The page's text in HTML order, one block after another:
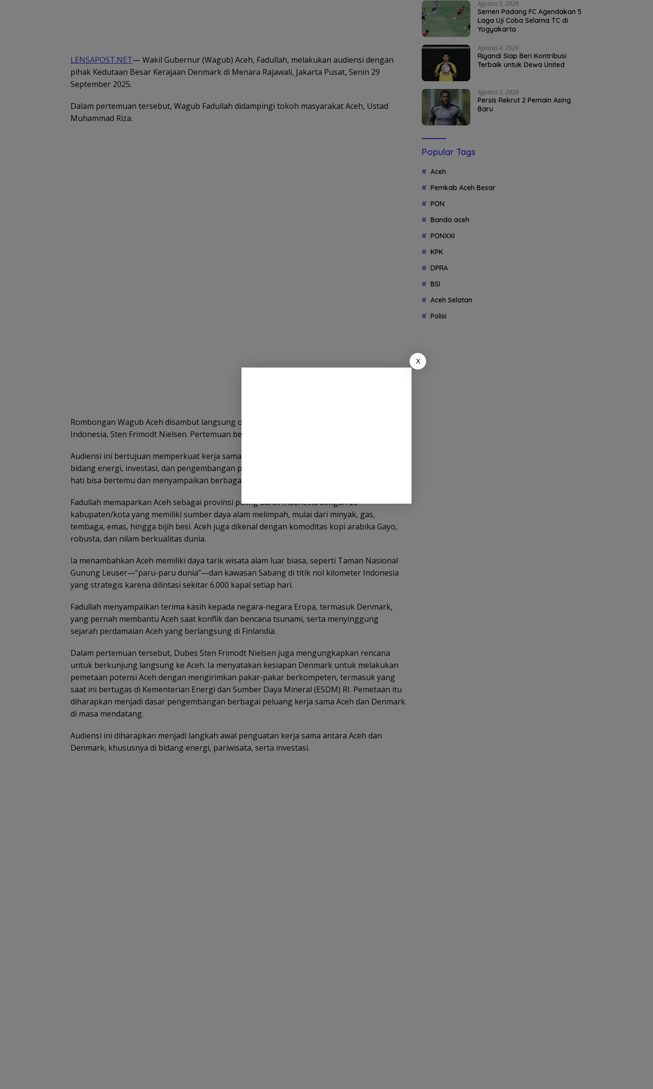
LENSAPOST.NET— Wakil Gubernur (Wagub) Aceh, Fadullah, melakukan audiensi dengan
pihak Kedutaan Besar Kerajaan Denmark di Menara Rajawali, Jakarta Pusat, Senin 29
September 2025.
Dalam pertemuan tersebut, Wagub Fadullah didampingi tokoh masyarakat Aceh, Ustad
Muhammad Riza.
Rombongan Wagub Aceh disambut langsung oleh Duta Besar Kerajaan Denmark untuk
Indonesia, Sten Frimodt Nielsen. Pertemuan berlangsung hangat dan penuh keakraban.
Audiensi ini bertujuan memperkuat kerja sama antara Pemerintah Aceh dan Denmark di
bidang energi, investasi, dan pengembangan potensi daerah. “Hari ini kami dengan senang
hati bisa bertemu dan menyampaikan berbagai potensi Aceh,” ujar Fadullah.
Fadullah memaparkan Aceh sebagai provinsi paling barat Indonesia dengan 23
kabupaten/kota yang memiliki sumber daya alam melimpah, mulai dari minyak, gas,
tembaga, emas, hingga bijih besi. Aceh juga dikenal dengan komoditas kopi arabika Gayo,
robusta, dan nilam berkualitas dunia.
Ia menambahkan Aceh memiliki daya tarik wisata alam luar biasa, seperti Taman Nasional
Gunung Leuser—“paru-paru dunia”—dan kawasan Sabang di titik nol kilometer Indonesia
yang strategis karena dilintasi sekitar 6.000 kapal setiap hari.
Fadullah menyampaikan terima kasih kepada negara-negara Eropa, termasuk Denmark,
yang pernah membantu Aceh saat konflik dan bencana tsunami, serta menyinggung
sejarah perdamaian Aceh yang berlangsung di Finlandia.
Dalam pertemuan tersebut, Dubes Sten Frimodt Nielsen juga mengungkapkan rencana
untuk berkunjung langsung ke Aceh. Ia menyatakan kesiapan Denmark untuk melakukan
pemetaan potensi Aceh dengan mengirimkan pakar-pakar berkompeten, termasuk yang
saat ini bertugas di Kementerian Energi dan Sumber Daya Mineral (ESDM) RI. Pemetaan itu
diharapkan menjadi dasar pengembangan berbagai peluang kerja sama Aceh dan Denmark
di masa mendatang.
Audiensi ini diharapkan menjadi langkah awal penguatan kerja sama antara Aceh dan
Denmark, khususnya di bidang energi, pariwisata, serta investasi.
Agustus 5, 2026
Semen Padang FC Agendakan 5
Laga Uji Coba Selama TC di
Yogyakarta
Agustus 4, 2026
Riyandi Siap Beri Kontribusi
Terbaik untuk Dewa United
Agustus 3, 2026
Persis Rekrut 2 Pemain Asing
Baru
Popular Tags
Aceh
Pemkab Aceh Besar
PON
Banda aceh
PONXXI
KPK
DPRA
BSI
Aceh Selatan
Polisi
X